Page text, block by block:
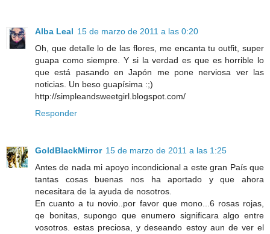
Alba Leal 15 de marzo de 2011 a las 0:20
Oh, que detalle lo de las flores, me encanta tu outfit, super
guapa como siempre. Y si la verdad es que es horrible lo
que está pasando en Japón me pone nerviosa ver las
noticias. Un beso guapísima :;)
http://simpleandsweetgirl.blogspot.com/
Responder
GoldBlackMirror 15 de marzo de 2011 a las 1:25
Antes de nada mi apoyo incondicional a este gran País que
tantas cosas buenas nos ha aportado y que ahora
necesitara de la ayuda de nosotros.
En cuanto a tu novio..por favor que mono...6 rosas rojas,
qe bonitas, supongo que enumero significara algo entre
vosotros. estas preciosa, y deseando estoy aun de ver el